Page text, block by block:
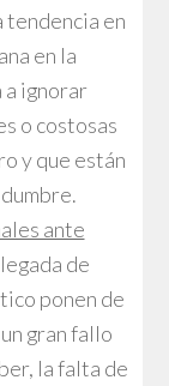
tendencia en
en la
ignorar
o costosas
y que están
ante
de
ponen de
gran fallo
la falta de